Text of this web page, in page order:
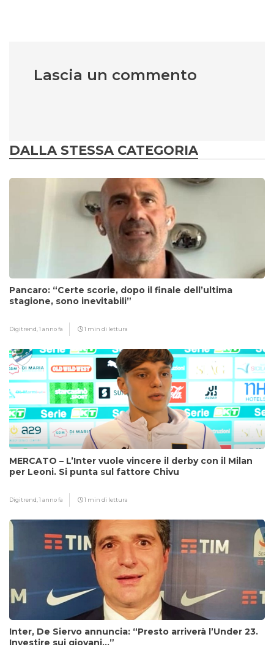
Lascia un commento
DALLA STESSA CATEGORIA
Pancaro: “Certe scorie, dopo il finale dell’ultima
stagione, sono inevitabili”
Digitrend,1 anno fa 1 min di lettura
MERCATO – L’Inter vuole vincere il derby con il Milan
per Leoni. Si punta sul fattore Chivu
Digitrend,1 anno fa 1 min di lettura
Inter, De Siervo annuncia: “Presto arriverà l’Under 23.
Investire sui giovani…”